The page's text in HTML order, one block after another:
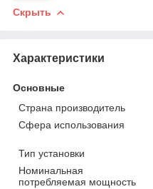
Скрыть
Характеристики
Основные
Страна производитель
Сфера использования
Тип установки
Номинальная
потребляемая мощность